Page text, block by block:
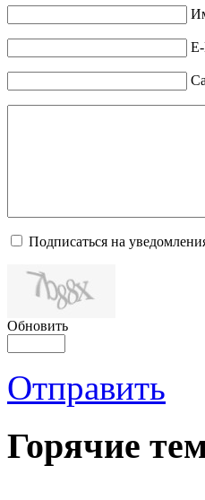
Подписаться на
Обновить
Отправить
Горячие